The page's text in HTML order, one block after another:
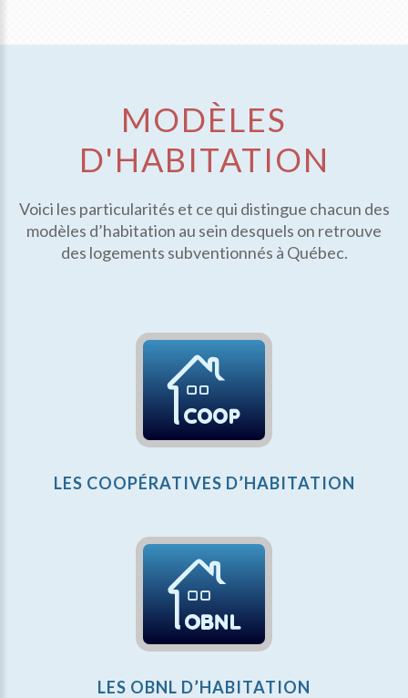
MODÈLES
D'HABITATION
Voici les particularités et ce qui distingue chacun des
modèles d’habitation au sein desquels on retrouve
des logements subventionnés à Québec.
LES COOPÉRATIVES D’HABITATION
LES OBNL D’HABITATION